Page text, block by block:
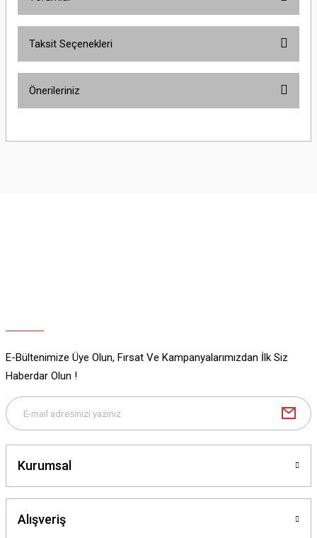
Taksit Seçenekleri
Önerileriniz
E-Bültenimize Üye Olun, Fırsat Ve Kampanyalarımızdan İlk Siz
Haberdar Olun !
Kurumsal
Alışveriş